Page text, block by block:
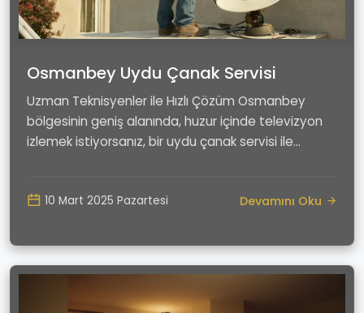
Osmanbey Uydu Çanak Servisi
Uzman Teknisyenler ile Hızlı Çözüm Osmanbey
bölgesinin geniş alanında, huzur içinde televizyon
izlemek istiyorsanız, bir uydu çanak servisi ile...
10 Mart 2025 Pazartesi Devamını Oku